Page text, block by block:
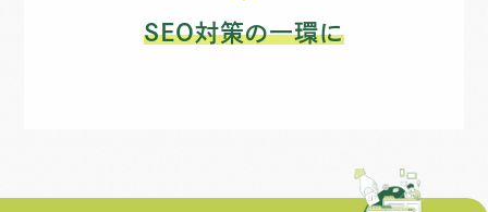
SEO対策の一環に